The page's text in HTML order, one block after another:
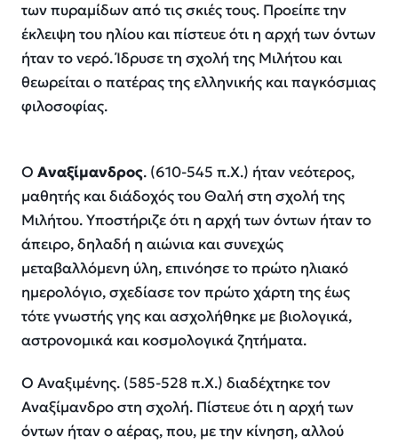
των πυραμίδων από τις σκιές τους. Προείπε την
έκλειψη του ηλίου και πίστευε ότι η αρχή των όντων
ήταν το νερό. Ίδρυσε τη σχολή της Μιλήτου και
θεωρείται ο πατέρας της ελληνικής και παγκόσμιας
φιλοσοφίας.
Ο Αναξίμανδρος. (610-545 π.Χ.) ήταν νεότερος,
μαθητής και διάδοχός του Θαλή στη σχολή της
Μιλήτου. Υποστήριζε ότι η αρχή των όντων ήταν το
άπειρο, δηλαδή η αιώνια και συνεχώς
μεταβαλλόμενη ύλη, επινόησε το πρώτο ηλιακό
ημερολόγιο, σχεδίασε τον πρώτο χάρτη της έως
τότε γνωστής γης και ασχολήθηκε με βιολογικά,
αστρονομικά και κοσμολογικά ζητήματα.
Ο Αναξιμένης. (585-528 π.Χ.) διαδέχτηκε τον
Αναξίμανδρο στη σχολή. Πίστευε ότι η αρχή των
όντων ήταν ο αέρας, που, με την κίνηση, αλλού